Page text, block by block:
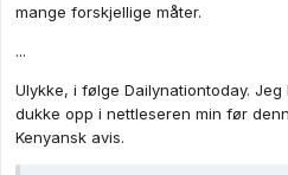
mange forskjellige måter.
...
Ulykke, i følge Dailynationtoday.
dukke opp i nettleseren min før
Kenyansk avis.